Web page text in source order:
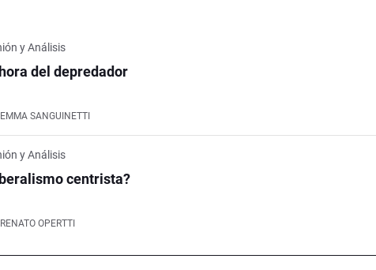
y Análisis
del depredador
EMMA SANGUINETTI
y Análisis
centrista?
RENATO OPERTTI